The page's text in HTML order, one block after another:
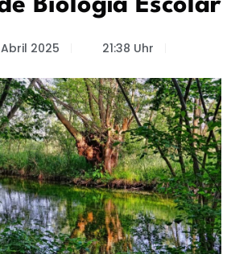
Biología Escolar
2025 21:38 Uhr